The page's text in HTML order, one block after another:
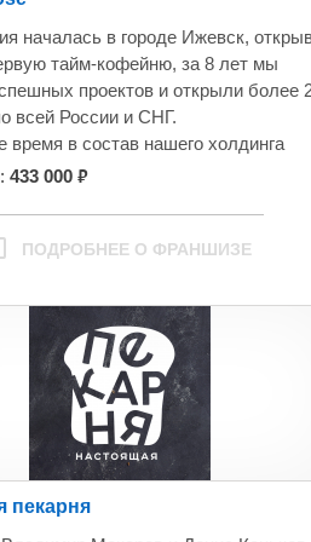
началась в городе Ижевск,
тайм-кофейню, за 8 лет мы
проектов и открыли более
всей России и СНГ.
время в состав нашего холдинга
бренды как:
рынки, поэтому ищем сильных,
бизнес в составе сильной
команды.
433 000 ₽
ПОДРОБНЕЕ О ФРАНШИЗЕ
пекарня